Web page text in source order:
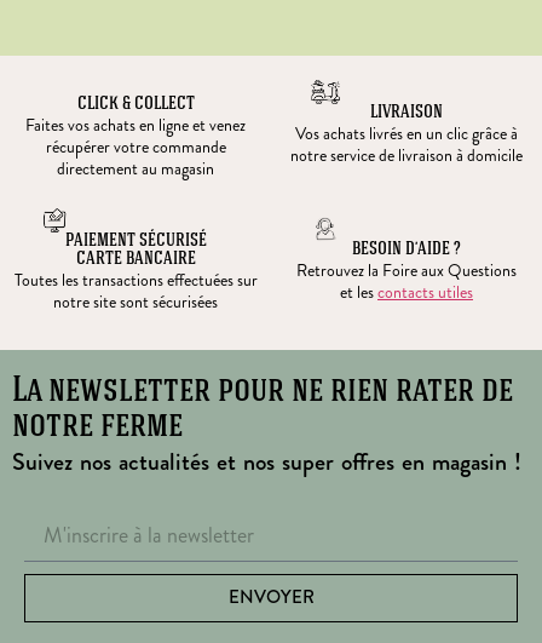
CLICK & COLLECT
Faites vos achats en ligne et venez
récupérer votre commande
directement au magasin
LIVRAISON
Vos achats livrés en un clic grâce à
notre service de livraison à domicile
PAIEMENT SÉCURISÉ
CARTE BANCAIRE
Toutes les transactions effectuées sur
notre site sont sécurisées
BESOIN D’AIDE ?
Retrouvez la Foire aux Questions
et lescontacts utiles
La newsletter pour ne rien rater de
notre ferme
Suivez nos actualités et nos super offres en magasin !
ENVOYER